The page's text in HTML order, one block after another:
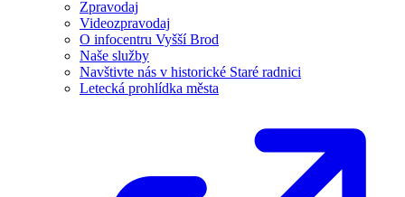
Zpravodaj
Videozpravodaj
O infocentru Vyšší Brod
Naše služby
Navštivte nás v historické Staré radnici
Letecká prohlídka města